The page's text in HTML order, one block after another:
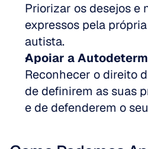
Priorizar os desejos e
expressos pela
autista.
Apoiar a
Reconhecer o direito
de definirem as suas
e de defenderem o